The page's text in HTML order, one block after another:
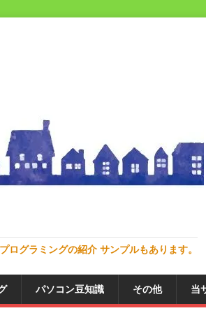
グラミングの紹介 サンプルもあります。
パソコン豆知識 その他 当